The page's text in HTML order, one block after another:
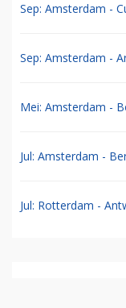
Sep: Amsterdam -
Sep: Amsterdam -
Mei: Amsterdam -
Jul: Amsterdam -
Jul: Rotterdam -